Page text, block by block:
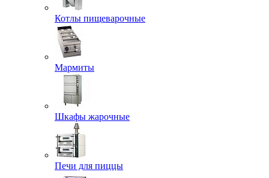
Котлы пищеварочные
Мармиты
Шкафы жарочные
Печи для пиццы